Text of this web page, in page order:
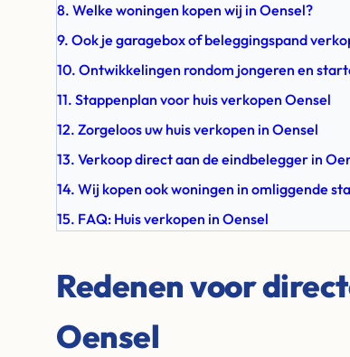
8. Welke woningen kopen wij in Oensel?
9. Ook je garagebox of beleggingspand
10. Ontwikkelingen rondom jongeren en
11. Stappenplan voor huis verkopen Oensel
12. Zorgeloos uw huis verkopen in Oensel
13. Verkoop direct aan de eindbelegger in
14. Wij kopen ook woningen in omliggende
15. FAQ: Huis verkopen in Oensel
Redenen voor
Oensel